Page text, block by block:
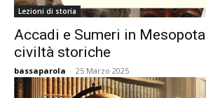
Lezioni di storia
Accadi e Sumeri in
civiltà storiche
bassaparola - 25 Marzo 2025